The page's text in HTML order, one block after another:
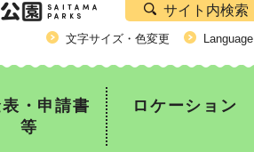
サイト内検索
文字サイズ・色変更 Language
・申請書
等
ロケーション